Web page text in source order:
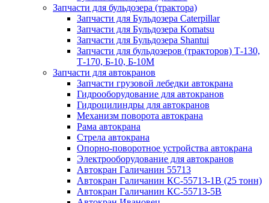
Запчасти для бульдозера (трактора)
Запчасти для Бульдозера Caterpillar
Запчасти для Бульдозера Komatsu
Запчасти для Бульдозера Shantui
Запчасти для бульдозеров (тракторов) Т-130,
Т-170, Б-10, Б-10М
Запчасти для автокранов
Запчасти грузовой лебедки автокрана
Гидрооборудование для автокранов
Гидроцилиндры для автокранов
Механизм поворота автокрана
Рама автокрана
Стрела автокрана
Опорно-поворотное устройства автокрана
Электрооборудование для автокранов
Автокран Галичанин 55713
Автокран Галичанин КС-55713-1В (25 тонн)
Автокран Галичанин КС-55713-5В